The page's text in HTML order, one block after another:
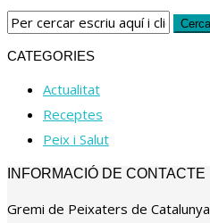
CATEGORIES
Actualitat
Receptes
Peix i Salut
INFORMACIÓ DE CONTACTE
Gremi de Peixaters de Catalunya